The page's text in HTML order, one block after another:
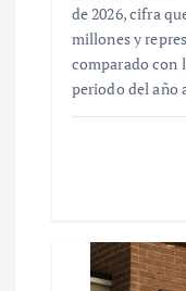
de 2026, cifra
millones y
comparado con
periodo del año